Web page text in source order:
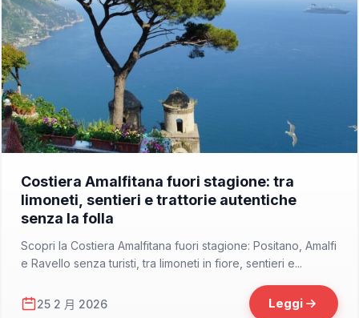
Costiera Amalfitana fuori stagione: tra
limoneti, sentieri e trattorie autentiche
senza la folla
Scopri la Costiera Amalfitana fuori stagione: Positano, Amalfi
e Ravello senza turisti, tra limoneti in fiore, sentieri e...
25 2 月 2026 Leggi